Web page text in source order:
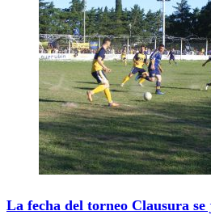
La fecha del torneo Clausura